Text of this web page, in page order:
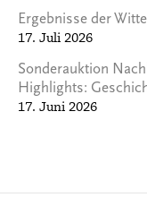
Ergebnisse der
17. Juli 2026
Sonderauktion
Highlights:
17. Juni 2026